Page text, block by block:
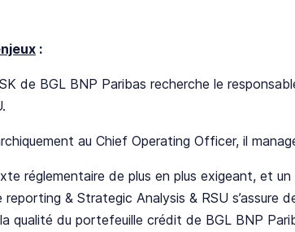
:
de BGL BNP Paribas recherche le
au Chief Operating Officer, il
réglementaire de plus en plus exigeant, et
reporting & Strategic Analysis & RSU s’assure
qualité du portefeuille crédit de BGL BNP